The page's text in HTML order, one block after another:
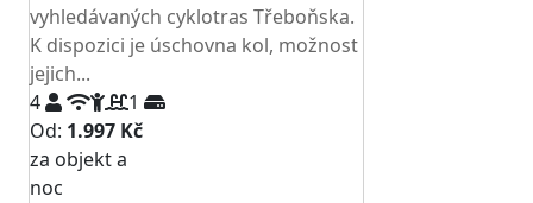
vyhledávaných cyklotras Třeboňska.
K dispozici je úschovna kol, možnost
jejich...
4
1
Od: 1.997 Kč
za objekt a
noc